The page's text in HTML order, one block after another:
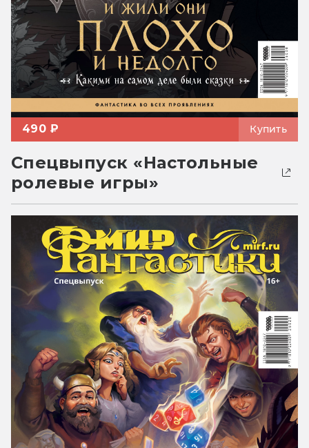
490 ₽ Купить
Спецвыпуск «Настольные
ролевые игры»